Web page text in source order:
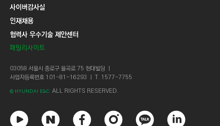
사이버감사실
인재채용
협력사 우수기술 제안센터
패밀리사이트
03058 서울시 종로구 율곡로 75 현대빌딩 ㅣ
사업자등록번호 101-81-16293 ㅣ T. 1577-7755
© HYUNDAI E&C. ALL RIGHTS RESERVED.